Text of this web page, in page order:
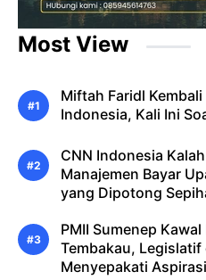
Most View
Miftah Faridl
Indonesia, Kali Ini
CNN Indonesia
Manajemen Bayar
yang Dipotong
PMII Sumenep Kawal
Tembakau,
Menyepakati